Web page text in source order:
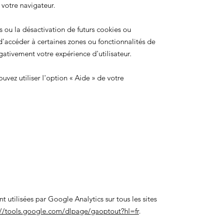
navigateur.
ou la désactivation de futurs cookies ou
à certaines zones ou fonctionnalités de
votre expérience d'utilisateur.
utiliser l'option « Aide » de votre
utilisées par Google Analytics sur tous les sites
tools.google.com/dlpage/gaoptout?hl=fr.